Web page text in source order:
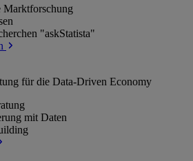
"askStatista"
für die Data-Driven Economy
mit Daten